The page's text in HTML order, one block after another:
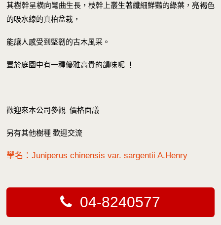
其樹幹呈横向彎曲生長，枝幹上叢生著纖細鮮豔的綠葉，亮褐色
的吸水線的真柏盆栽，
能讓人感受到堅韌的古木風采。
置於庭園中有一種優雅高貴的韻味呢 ！
歡迎來本公司參觀 價格面議
另有其他樹種 歡迎交流
學名：Juniperus chinensis var. sargentii A.Henry
04-8240577